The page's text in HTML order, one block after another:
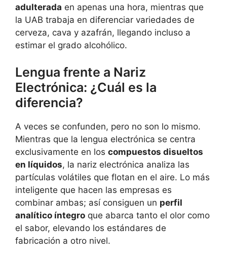
adulterada en apenas una hora, mientras que
la UAB trabaja en diferenciar variedades de
cerveza, cava y azafrán, llegando incluso a
estimar el grado alcohólico.
Lengua frente a Nariz
Electrónica: ¿Cuál es la
diferencia?
A veces se confunden, pero no son lo mismo.
Mientras que la lengua electrónica se centra
exclusivamente en los compuestos disueltos
en líquidos, la nariz electrónica analiza las
partículas volátiles que flotan en el aire. Lo más
inteligente que hacen las empresas es
combinar ambas; así consiguen un perfil
analítico íntegro que abarca tanto el olor como
el sabor, elevando los estándares de
fabricación a otro nivel.